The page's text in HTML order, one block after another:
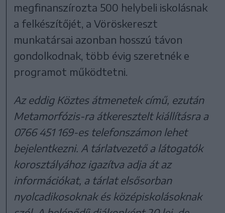
megfinanszírozta 500 helybeli iskolásnak
a felkészítőjét, a Vöröskereszt
munkatársai azonban hosszú távon
gondolkodnak, több évig szeretnék e
programot működtetni.
Az eddig Köztes átmenetek című, ezután
Metamorfózis-ra átkeresztelt kiállításra a
0766 451 169-es telefonszámon lehet
bejelentkezni. A tárlatvezető a látogatók
korosztályához igazítva adja át az
információkat, a tárlat elsősorban
nyolcadikosoknak és középiskolásoknak